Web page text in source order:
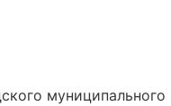
муниципального